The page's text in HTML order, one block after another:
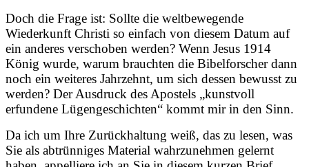
Doch die Frage ist: Sollte die weltbewegende
Wiederkunft Christi so einfach von diesem Datum auf
ein anderes verschoben werden? Wenn Jesus 1914
König wurde, warum brauchten die Bibelforscher dann
noch ein weiteres Jahrzehnt, um sich dessen bewusst zu
werden? Der Ausdruck des Apostels „kunstvoll
erfundene Lügengeschichten“ kommt mir in den Sinn.
Da ich um Ihre Zurückhaltung weiß, das zu lesen, was
Sie als abtrünniges Material wahrzunehmen gelernt